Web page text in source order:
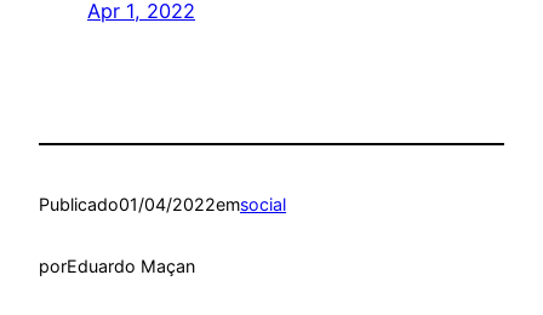
Apr 1, 2022
Publicado01/04/2022emsocial
porEduardo Maçan